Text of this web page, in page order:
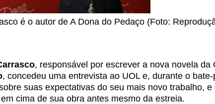
é o autor de A Dona do Pedaço (Foto:
, responsável por escrever a nova novela da
, concedeu uma entrevista ao UOL e, durante o
suas expectativas do seu mais novo trabalho, e
cima de sua obra antes mesmo da estreia.